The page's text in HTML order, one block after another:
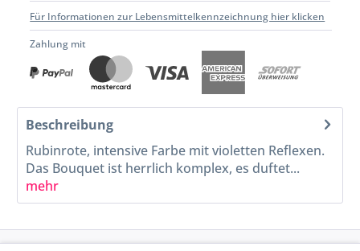
Für Informationen zur Lebensmittelkennzeichnung hier klicken
Zahlung mit
Beschreibung
Rubinrote, intensive Farbe mit violetten Reflexen.
Das Bouquet ist herrlich komplex, es duftet...
mehr